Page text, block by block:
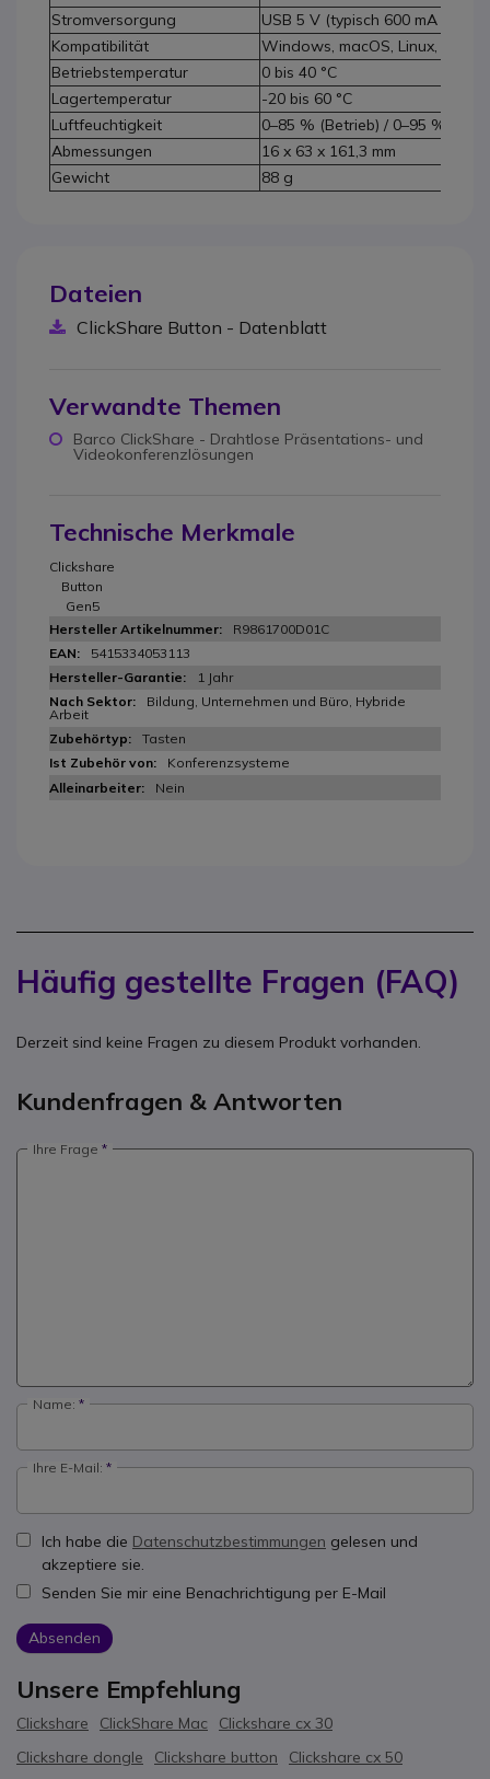
Stromversorgung
USB 5 V (typisch 600 mA /
Kompatibilität
Windows, macOS, Linux,
Betriebstemperatur
0 bis 40 °C
Lagertemperatur
-20 bis 60 °C
Luftfeuchtigkeit
0–85 % (Betrieb) / 0–95 %
Abmessungen
16 x 63 x 161,3 mm
Gewicht
88 g
Dateien
ClickShare Button - Datenblatt
Verwandte Themen
Barco ClickShare - Drahtlose Präsentations- und
Videokonferenzlösungen
Technische Merkmale
Clickshare
Button
Gen5
R9861700D01C
5415334053113
1 Jahr
Bildung, Unternehmen und Büro, Hybride
Arbeit
Tasten
Konferenzsysteme
Nein
Häufig gestellte Fragen (FAQ)
Derzeit sind keine Fragen zu diesem Produkt vorhanden.
Kundenfragen & Antworten
Ihre Frage
Name:
Ihre E-Mail:
Ich habe die Datenschutzbestimmungen gelesen und
akzeptiere sie.
Senden Sie mir eine Benachrichtigung per E-Mail
Absenden
Unsere Empfehlung
Clickshare ClickShare Mac
Clickshare cx 30
Clickshare dongle
Clickshare button
Clickshare cx 50